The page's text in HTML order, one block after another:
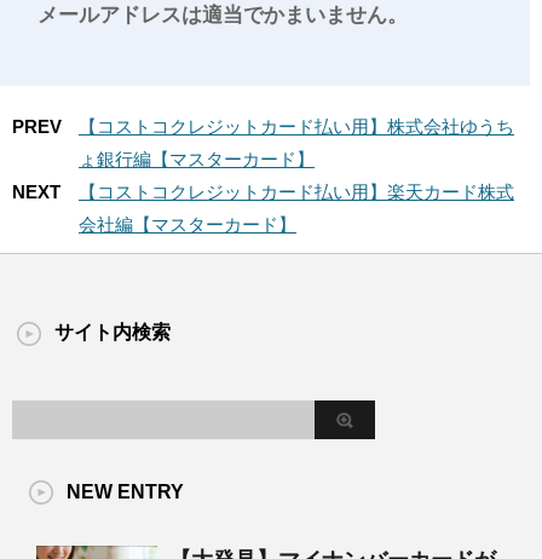
メールアドレスは適当でかまいません。
PREV
【コストコクレジットカード払い用】株式会社ゆうち
ょ銀行編【マスターカード】
NEXT
【コストコクレジットカード払い用】楽天カード株式
会社編【マスターカード】
サイト内検索
NEW ENTRY